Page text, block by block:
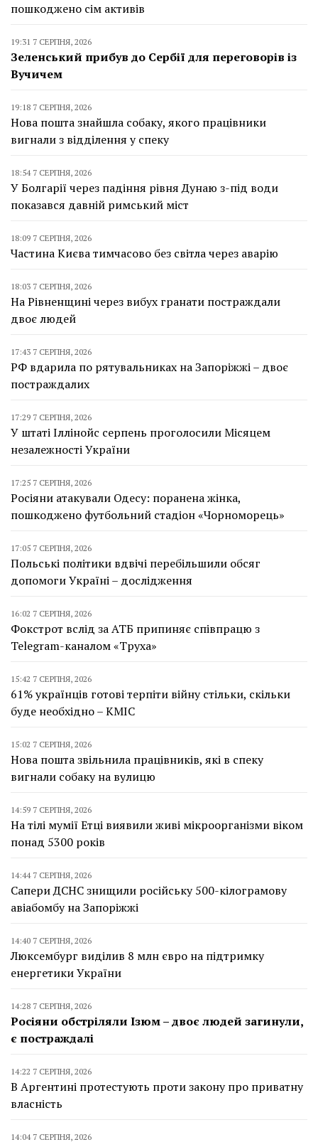
пошкоджено сім активів
19:31 7 СЕРПНЯ, 2026
Зеленський прибув до Сербії для переговорів із
Вучичем
19:18 7 СЕРПНЯ, 2026
Нова пошта знайшла собаку, якого працівники
вигнали з відділення у спеку
18:54 7 СЕРПНЯ, 2026
У Болгарії через падіння рівня Дунаю з-під води
показався давній римський міст
18:09 7 СЕРПНЯ, 2026
Частина Києва тимчасово без світла через аварію
18:03 7 СЕРПНЯ, 2026
На Рівненщині через вибух гранати постраждали
двоє людей
17:43 7 СЕРПНЯ, 2026
РФ вдарила по рятувальниках на Запоріжжі – двоє
постраждалих
17:29 7 СЕРПНЯ, 2026
У штаті Іллінойс серпень проголосили Місяцем
незалежності України
17:25 7 СЕРПНЯ, 2026
Росіяни атакували Одесу: поранена жінка,
пошкоджено футбольний стадіон «Чорноморець»
17:05 7 СЕРПНЯ, 2026
Польські політики вдвічі перебільшили обсяг
допомоги Україні – дослідження
16:02 7 СЕРПНЯ, 2026
Фокстрот вслід за АТБ припиняє співпрацю з
Telegram-каналом «Труха»
15:42 7 СЕРПНЯ, 2026
61% українців готові терпіти війну стільки, скільки
буде необхідно – КМІС
15:02 7 СЕРПНЯ, 2026
Нова пошта звільнила працівників, які в спеку
вигнали собаку на вулицю
14:59 7 СЕРПНЯ, 2026
На тілі мумії Етці виявили живі мікроорганізми віком
понад 5300 років
14:44 7 СЕРПНЯ, 2026
Сапери ДСНС знищили російську 500-кілограмову
авіабомбу на Запоріжжі
14:40 7 СЕРПНЯ, 2026
Люксембург виділив 8 млн євро на підтримку
енергетики України
14:28 7 СЕРПНЯ, 2026
Росіяни обстріляли Ізюм – двоє людей загинули,
є постраждалі
14:22 7 СЕРПНЯ, 2026
В Аргентині протестують проти закону про приватну
власність
14:04 7 СЕРПНЯ, 2026